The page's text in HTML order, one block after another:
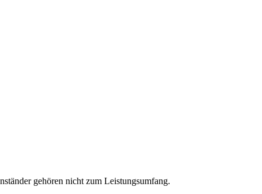
gehören nicht zum Leistungsumfang.